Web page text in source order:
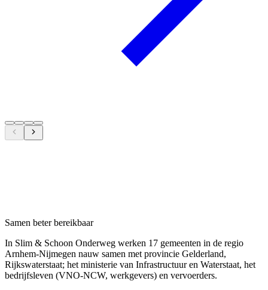
Samen beter bereikbaar
In Slim & Schoon Onderweg werken 17 gemeenten in de regio
Arnhem-Nijmegen nauw samen met provincie Gelderland,
Rijkswaterstaat; het ministerie van Infrastructuur en Waterstaat, het
bedrijfsleven (VNO-NCW, werkgevers) en vervoerders.